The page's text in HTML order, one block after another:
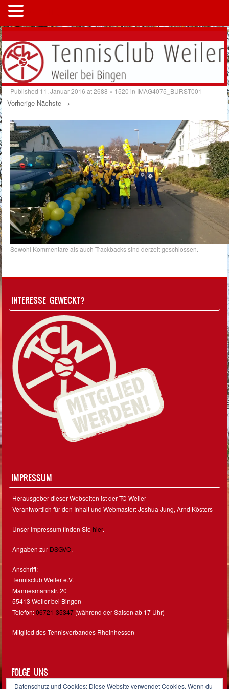
Published 11. Januar 2016 at2688 × 1520 in IMAG4075_BURST001
Vorherige Nächste →
Sowohl Kommentare als auch Trackbacks sind derzeit geschlossen.
INTERESSE GEWECKT?
IMPRESSUM
Herausgeber dieser Webseiten ist der TC Weiler
Verantwortlich für den Inhalt und Webmaster: Joshua Jung, Arnd Kösters
Unser Impressum finden Siehier.
Angaben zur DSGVO.
Anschrift:
Tennisclub Weiler e.V.
Mannesmannstr. 20
55413 Weiler bei Bingen
Telefon:06721-35347 (während der Saison ab 17 Uhr)
Mitglied des Tennisverbandes Rheinhessen
FOLGE UNS
Datenschutz und Cookies: Diese Website verwendet Cookies. Wenn du